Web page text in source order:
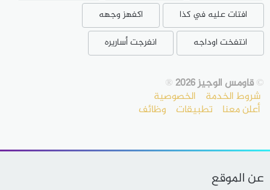
افتات عليه في كذا
اكفهز وجهه
انتفخت اوداجه
انفرجت أساريره
©قاومس الوجيز 2026 ®
شروط الخدمة الخصوصية
أعلن معنا تطبيقات وظائف
عن الموقع